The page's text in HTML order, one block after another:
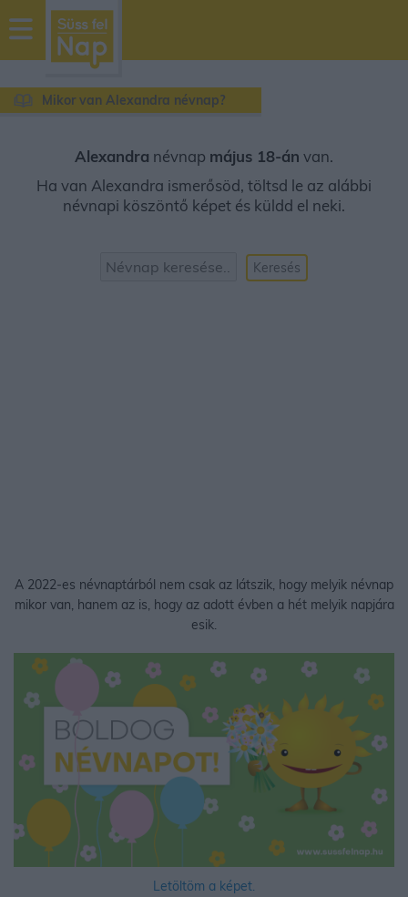
sussfelnap.hu
időjárás
Mikor van Alexandra névnap?
Alexandra névnap május 18-án van.
Ha van Alexandra ismerősöd, töltsd le az alábbi
névnapi köszöntő képet és küldd el neki.
Keresés
A 2022-es névnaptárból nem csak az látszik, hogy melyik névnap
mikor van, hanem az is, hogy az adott évben a hét melyik napjára
esik.
Letöltöm a képet.